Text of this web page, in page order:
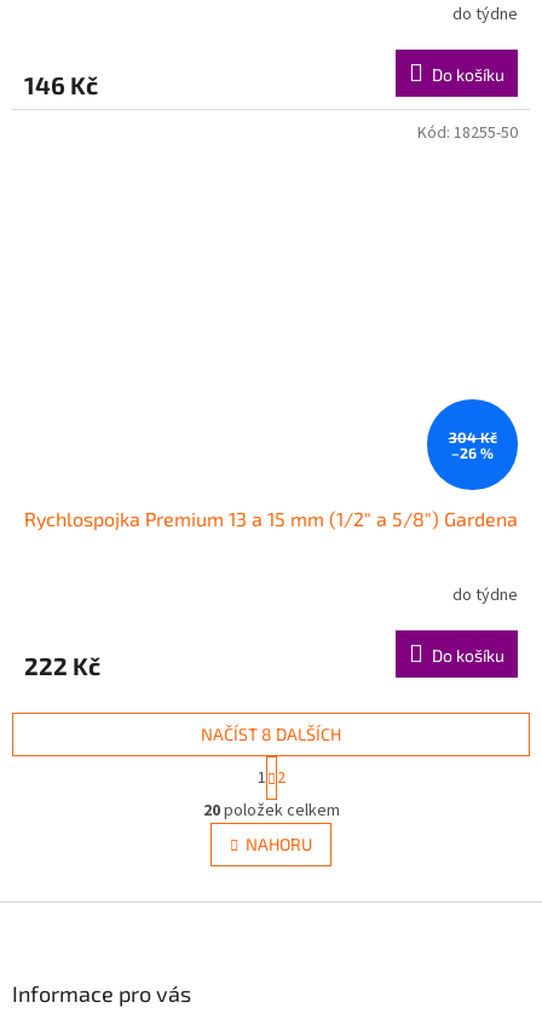
do týdne
146 Kč Do košíku
304 Kč
–26 %
Rychlospojka Premium 13 a 15 mm (1/2" a 5/8") Gardena
do týdne
222 Kč Do košíku
Kód: 18255-50
O
v
l
á
NAČÍST 8 DALŠÍCH
t
r
á
n
k
v
1 2
20položek celkem
NAHORU
Informace pro vás